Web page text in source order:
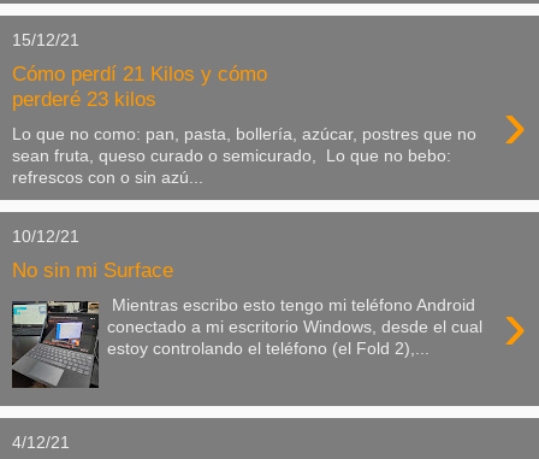
15/12/21
Cómo perdí 21 Kilos y cómo
perderé 23 kilos
›
Lo que no como: pan, pasta, bollería, azúcar, postres que no
sean fruta, queso curado o semicurado, Lo que no bebo:
refrescos con o sin azú...
10/12/21
No sin mi Surface
›
Mientras escribo esto tengo mi teléfono Android
conectado a mi escritorio Windows, desde el cual
estoy controlando el teléfono (el Fold 2),...
4/12/21